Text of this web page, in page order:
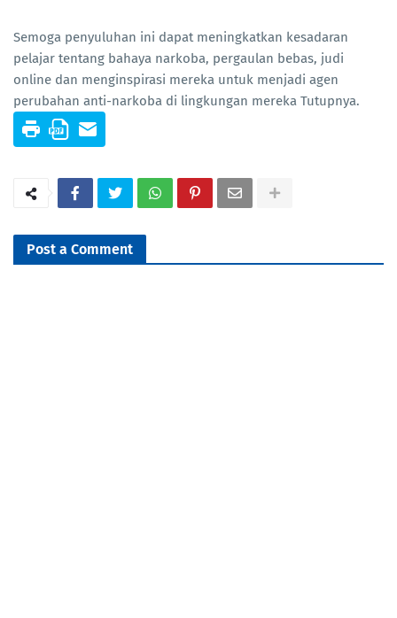
Semoga penyuluhan ini dapat meningkatkan kesadaran
pelajar tentang bahaya narkoba, pergaulan bebas, judi
online dan menginspirasi mereka untuk menjadi agen
perubahan anti-narkoba di lingkungan mereka Tutupnya.
Post a Comment